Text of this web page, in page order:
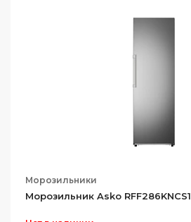
Морозильники
Морозильник Asko RFF286KNCS1